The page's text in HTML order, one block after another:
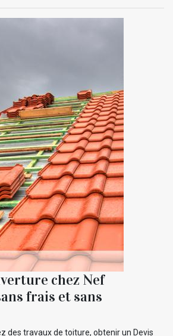
chez Nef
frais et sans
des travaux de toiture, obtenir un Devis